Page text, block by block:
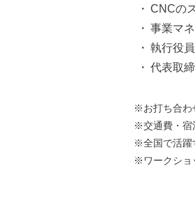
・ CNCの
・ 事業マ
・ 執行役
・ 代表取
※お打ち合わ
※交通費・宿
※全国で活躍
※ワークショ